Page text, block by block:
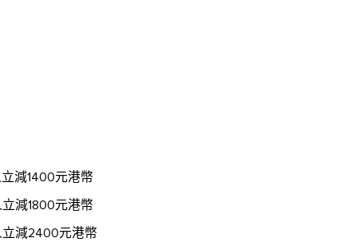
減1400元港幣
減1800元港幣
減2400元港幣